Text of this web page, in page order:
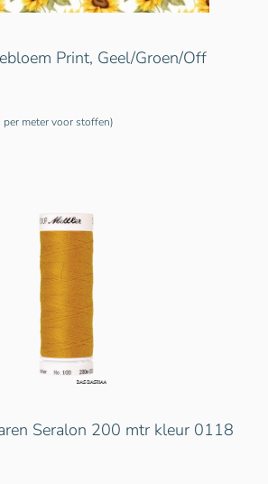
Print, Geel/Groen/Off
per meter voor stoffen)
Seralon 200 mtr kleur 0118